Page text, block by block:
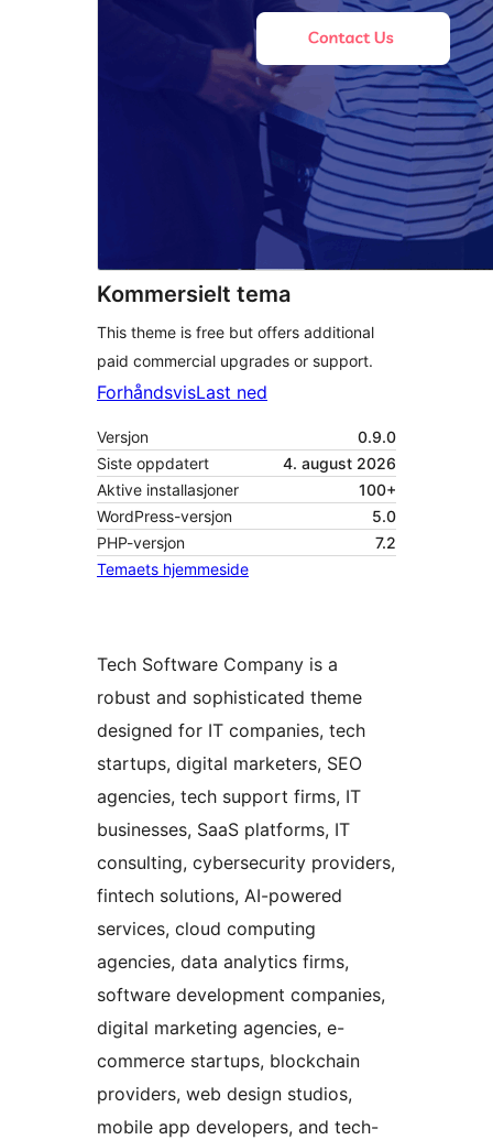
Kommersielt tema
This theme is free but offers additional
paid commercial upgrades or support.
ForhåndsvisLast ned
Versjon
0.9.0
Siste oppdatert
4. august 2026
Aktive installasjoner
100+
WordPress-versjon
5.0
PHP-versjon
7.2
Temaets hjemmeside
Tech Software Company is a
robust and sophisticated theme
designed for IT companies, tech
startups, digital marketers, SEO
agencies, tech support firms, IT
businesses, SaaS platforms, IT
consulting, cybersecurity providers,
fintech solutions, AI-powered
services, cloud computing
agencies, data analytics firms,
software development companies,
digital marketing agencies, e-
commerce startups, blockchain
providers, web design studios,
mobile app developers, and tech-